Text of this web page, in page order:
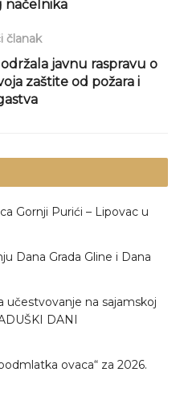
načelnika
članak
javnu raspravu o
zaštite od požara i
Gornji Purići – Lipovac u
Dana Grada Gline i Dana
učestvovanje na sajamskoj
DANI
ovaca“ za 2026.